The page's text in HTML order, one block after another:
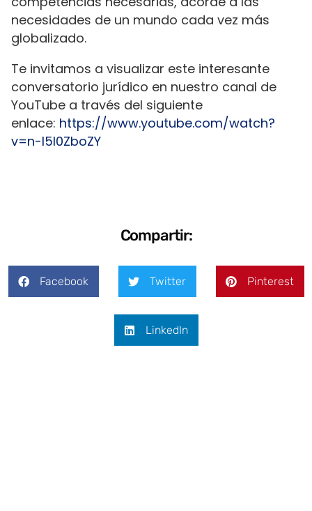
necesidades de un mundo cada vez más
globalizado.
Te invitamos a visualizar este interesante
conversatorio jurídico en nuestro canal de
YouTube a través del siguiente
enlace: https://www.youtube.com/watch?
v=n-l5l0ZboZY
Compartir:
Facebook Twitter Pinterest
LinkedIn